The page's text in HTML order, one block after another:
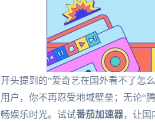
开头提到的“爱奇艺在国外看不了怎
用户，你不再忍受地域壁垒；无论“
畅娱乐时光。试试番茄加速器，让国